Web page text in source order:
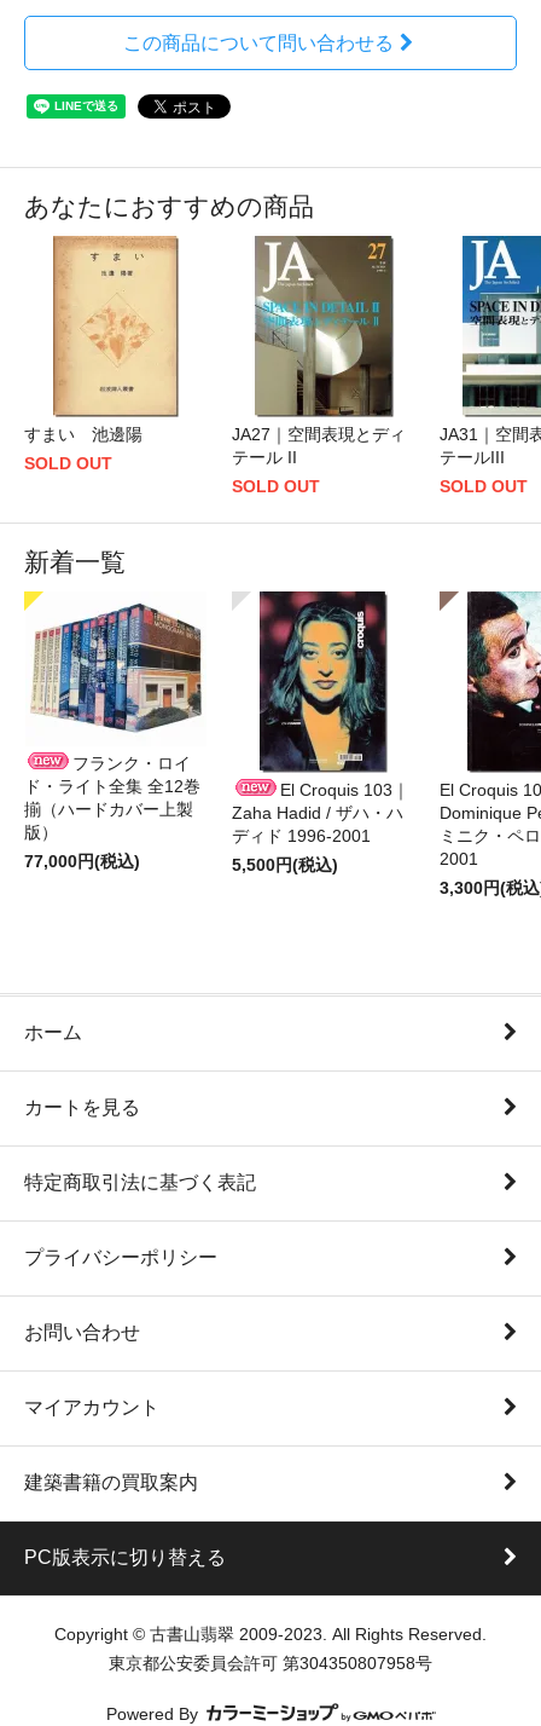
この商品について問い合わせる
あなたにおすすめの商品
すまい 池邊陽
SOLD OUT
JA27｜空間表現とディ
テール II
SOLD OUT
JA31｜空間
テールIII
SOLD OUT
新着一覧
フランク・ロイ
ド・ライト全集 全12巻
揃（ハードカバー上製
版）
77,000円(税込)
El Croquis 103｜
Zaha Hadid / ザハ・ハ
ディド 1996-2001
5,500円(税込)
El Croquis
Dominique
ミニク・ペ
2001
3,300円(税
ホーム
カートを見る
特定商取引法に基づく表記
プライバシーポリシー
お問い合わせ
マイアカウント
建築書籍の買取案内
PC版表示に切り替える
Copyright © 古書山翡翠 2009-2023. All Rights Reserved.
東京都公安委員会許可 第304350807958号
Powered By